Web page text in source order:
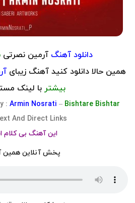
دانلود آهنگ آرمین نصرتی
همین حالا دانلود کنید آهنگ زیبای
بیشتر با لینک
: Armin Nosrati – Bishtare Bishtar
And Direct Links
این آهنگ بی
پخش آنلاین همین